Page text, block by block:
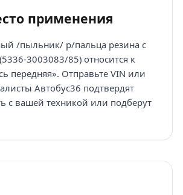
применения
/пыльник/ р/пальца резина с
3003083/85) относится к
передняя». Отправьте VIN или
Автобус36 подтвердят
с вашей техникой или подберут